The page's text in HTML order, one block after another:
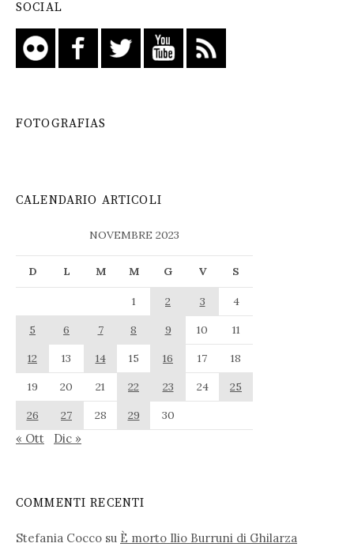
SOCIAL
FOTOGRAFIAS
CALENDARIO ARTICOLI
NOVEMBRE 2023
D L M M G V S
1 2 3
4
5
6 7 8 9 10
11
12
13 14 15 16 17
18
19
20 21 22 23 24
25
26
27 28 29 30
« Ott Dic »
COMMENTI RECENTI
Stefania Cocco su È morto Ilio Burruni di Ghilarza